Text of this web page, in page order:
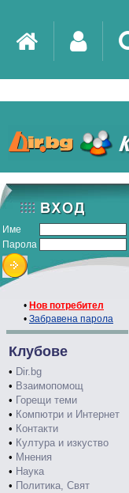
Име
Парола
• Нов потребител
• Забравена парола
Клубове
• Dir.bg
• Взаимопомощ
• Горещи теми
• Компютри и Интернет
• Контакти
• Култура и изкуство
• Мнения
• Наука
• Политика, Свят